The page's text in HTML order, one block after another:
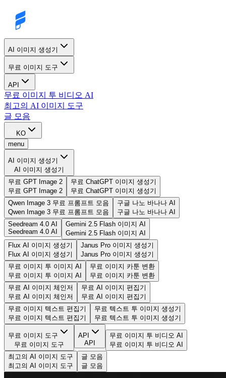
AI 이미지 생성기
무료 이미지 도구
API
무료 이미지 투 비디오 AI
최고의 AI 이미지 도구
글 모음
KO
menu
AI 이미지 생성기
AI 이미지 생성기
무료 GPT Image 2
무료 GPT Image 2
무료 ChatGPT 이미지 생성기
무료 ChatGPT 이미지 생성기
Qwen Image 3 무료 프롬프트 모음
Qwen Image 3 무료 프롬프트 모음
구글 나노 바나나 AI
구글 나노 바나나 AI
Seedream 4.0 AI
Seedream 4.0 AI
Gemini 2.5 Flash 이미지 AI
Gemini 2.5 Flash 이미지 AI
Flux AI 이미지 생성기
Flux AI 이미지 생성기
Janus Pro 이미지 생성기
Janus Pro 이미지 생성기
무료 이미지 투 이미지 AI
무료 이미지 투 이미지 AI
무료 이미지 카툰 변환
무료 이미지 카툰 변환
무료 AI 이미지 체인저
무료 AI 이미지 체인저
무료 AI 이미지 편집기
무료 AI 이미지 편집기
무료 이미지 텍스트 편집기
무료 이미지 텍스트 편집기
무료 텍스트 투 이미지 생성기
무료 텍스트 투 이미지 생성기
무료 이미지 도구
무료 이미지 도구
API
API
무료 이미지 투 비디오 AI
무료 이미지 투 비디오 AI
최고의 AI 이미지 도구
최고의 AI 이미지 도구
글 모음
글 모음